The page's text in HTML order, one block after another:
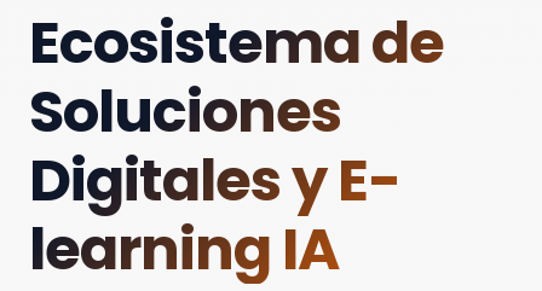
Ecosistema de
Soluciones
Digitales y E-
learning IA